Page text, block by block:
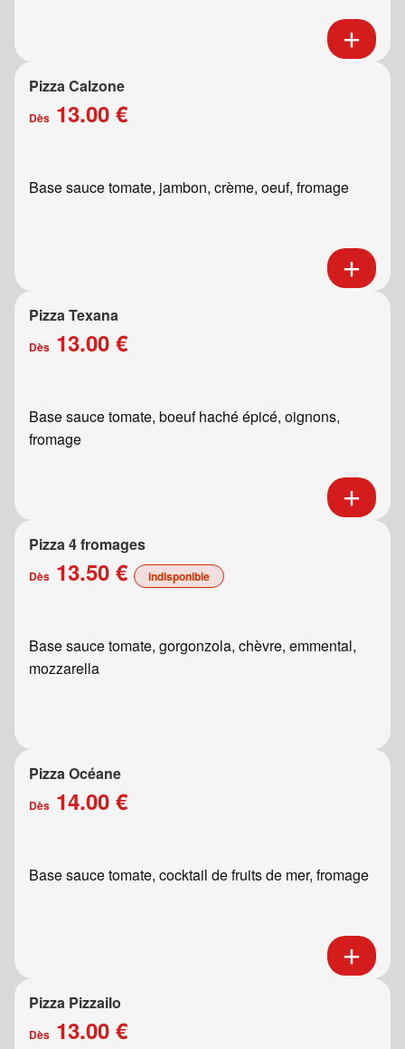
Pizza Calzone
Dès 13.00 €
Base sauce tomate, jambon, crème, oeuf, fromage
Pizza Texana
Dès 13.00 €
Base sauce tomate, boeuf haché épicé, oignons,
fromage
Pizza 4 fromages
Dès 13.50 € indisponible
Base sauce tomate, gorgonzola, chèvre, emmental,
mozzarella
Pizza Océane
Dès 14.00 €
Base sauce tomate, cocktail de fruits de mer, fromage
Pizza Pizzailo
Dès 13.00 €